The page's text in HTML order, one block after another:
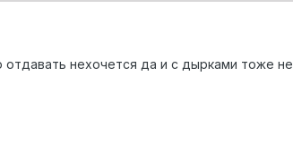
нехочется да и с дырками тоже